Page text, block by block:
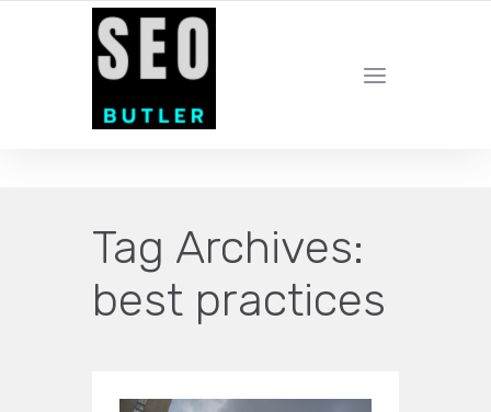
YOUR LOCAL DIGITAL MARKETING AGENCY
Tag Archives:
best practices